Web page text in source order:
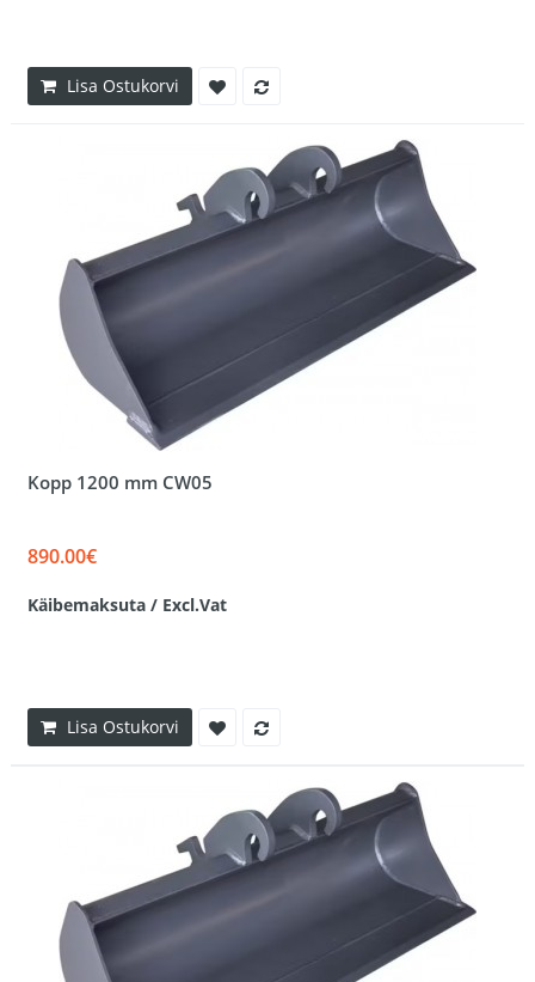
Lisa Ostukorvi
Kopp 1200 mm CW05
890.00€
Käibemaksuta / Excl.Vat
Lisa Ostukorvi